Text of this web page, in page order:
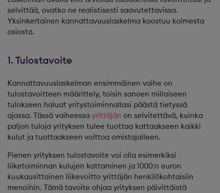
selvittää, ovatko ne realistisesti saavutettavissa.
Yksinkertainen kannattavuuslaskelma koostuu kolmesta
osiosta.
1. Tulostavoite
Kannattavuuslaskelman ensimmäinen vaihe on
tulostavoitteen määrittely, toisin sanoen millaiseen
tulokseen haluat yritystoiminnallasi päästä tietyssä
ajassa. Tässä vaiheessa yrittäjän on selvitettävä, kuinka
paljon tuloja yrityksen tulee tuottaa kattaakseen kaikki
kulut ja tuottaakseen voittoa omistajalleen.
Pienen yrityksen tulostavoite voi olla esimerkiksi
liiketoiminnan kulujen kattaminen ja 1000:n euron
kuukausittainen liikevoitto yrittäjän henkilökohtaisiin
menoihin. Tämä tavoite ohjaa yrityksen päivittäistä